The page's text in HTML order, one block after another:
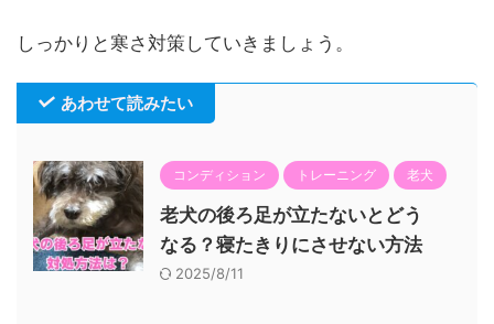
しっかりと寒さ対策していきましょう。
あわせて読みたい
コンディション トレーニング 老犬
老犬の後ろ足が立たないとどう
なる？寝たきりにさせない方法
2025/8/11